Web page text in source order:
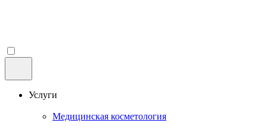
Услуги
Медицинская косметология